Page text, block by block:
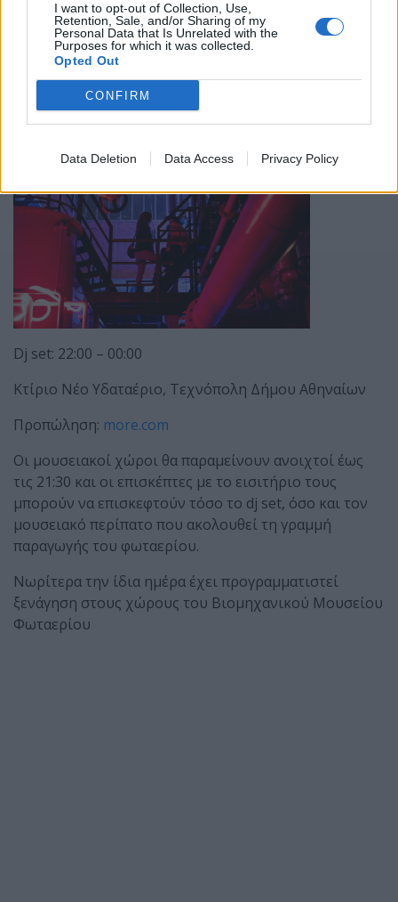
I want to opt-out of Collection, Use,
Retention, Sale, and/or Sharing of my
Personal Data that Is Unrelated with the
Purposes for which it was collected.
Opted Out
CONFIRM
Data Deletion Data Access Privacy Policy
συνεργαζόμενη με σημαντικούς δημιουργούς και
θεσμούς στην Ελλάδα και το εξωτερικό. Στην αθηναϊκή
underground dance σκηνή ξεχωρίζει για τα DJ sets της
που συνδυάζουν darkwave, ηλεκτρονικό παλμό και
κινηματογραφική ένταση.
Dj set: 22:00 – 00:00
Κτίριο Νέο Υδαταέριο, Τεχνόπολη Δήμου Αθηναίων
Προπώληση: more.com
Οι μουσειακοί χώροι θα παραμείνουν ανοιχτοί έως
τις 21:30 και οι επισκέπτες με το εισιτήριο τους
μπορούν να επισκεφτούν τόσο το dj set, όσο και τον
μουσειακό περίπατο που ακολουθεί τη γραμμή
παραγωγής του φωταερίου.
Νωρίτερα την ίδια ημέρα έχει προγραμματιστεί
ξενάγηση στους χώρους του Βιομηχανικού Μουσείου
Φωταερίου